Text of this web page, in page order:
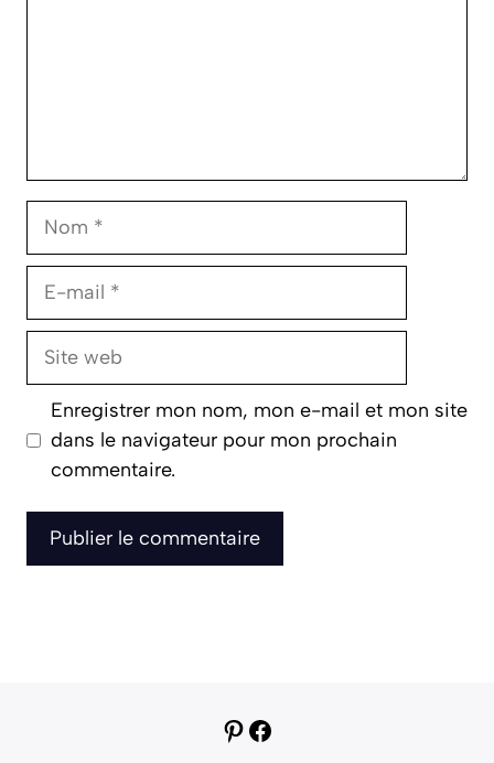
Nom
E-
Site
Enregistrer mon nom, mon e-mail et mon site
dans le navigateur pour mon prochain
commentaire.
Pinterest
Facebook